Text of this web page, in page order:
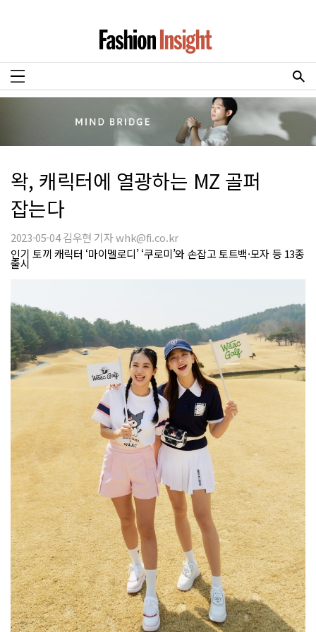
왁, 캐릭터에 열광하는 MZ 골퍼
잡는다
2023-05-04 김우현 기자 whk@fi.co.kr
인기 토끼 캐릭터 ‘마이멜로디’ ‘쿠로미’와 손잡고 토트백·모자 등 13종
출시